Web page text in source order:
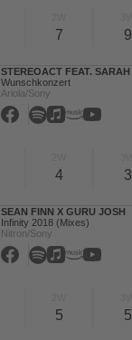
7 9
STEREOACT FEAT. SARAH
Wunschkonzert
Ariola/Sony
4 3
SEAN FINN X GURU JOSH
Infinity 2018 (Mixes)
Nitron/Sony
5 5